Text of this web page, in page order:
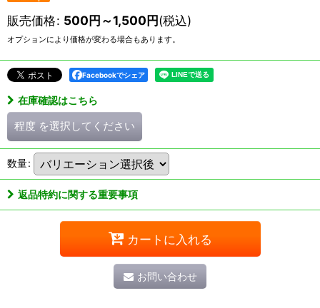
販売価格: 500円～1,500円(税込)
オプションにより価格が変わる場合もあります。
Facebookでシェア
在庫確認はこちら
程度 を選択してください
数量:
返品特約に関する重要事項
カートに入れる
お問い合わせ